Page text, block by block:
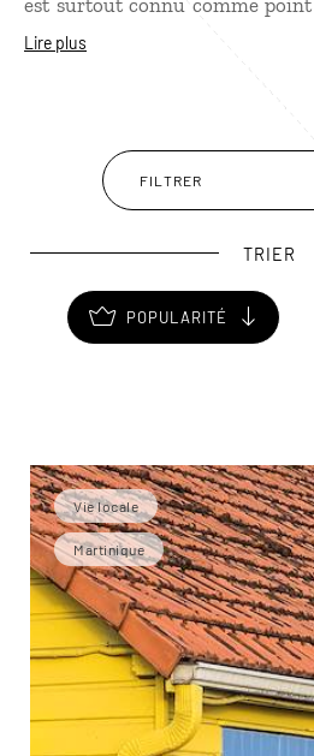
est surtout connu comme point
de la longue randonnée vers le
d’embarquer pour une sortie en
criques secrètes et
préservée de l’île.
Lire plus
FILTRER
TRIER
POPULARITÉ
Vie locale
Martinique